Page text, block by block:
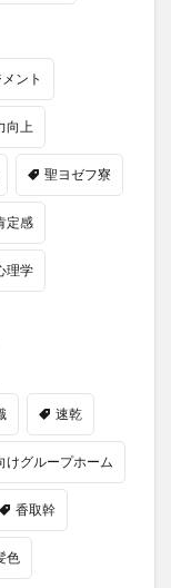
ント
向上
聖ヨゼフ寮
定感
理学
速乾
けグループホーム
香取幹
色